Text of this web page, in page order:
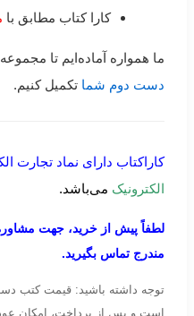
کارا کتاب مطابق با
ما همواره آماده‌ایم تا
دست دوم شما تکمیل کنیم.
کاراکتاب دارای نماد تجارت
الکترونیک می‌باشد.
لطفاً پیش از خرید، جهت
مندرج تماس بگیرید.
توجه داشته باشید: قیمت کتب
است و پس از پرداخت، امکان